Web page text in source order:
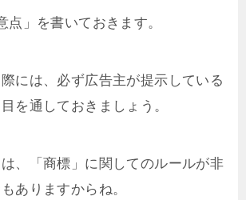
点」を書いておきます。
には、必ず広告主が提示している
を通しておきましょう。
、「商標」に関してのルールが非
ありますからね。